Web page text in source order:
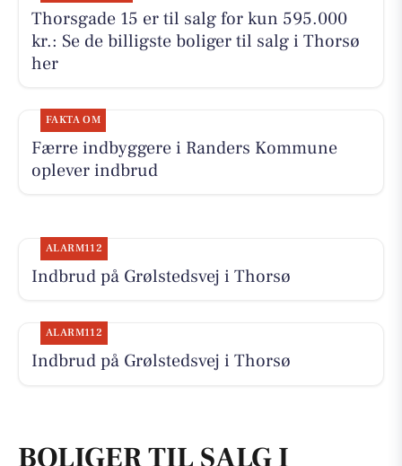
Thorsgade 15 er til salg for kun 595.000
kr.: Se de billigste boliger til salg i Thorsø
her
FAKTA OM
Færre indbyggere i Randers Kommune
oplever indbrud
ALARM112
Indbrud på Grølstedsvej i Thorsø
ALARM112
Indbrud på Grølstedsvej i Thorsø
BOLIGER TIL SALG I